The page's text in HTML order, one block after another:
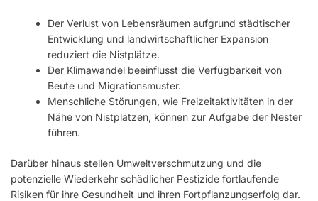
Der Verlust von Lebensräumen aufgrund städtischer
Entwicklung und landwirtschaftlicher Expansion
reduziert die Nistplätze.
Der Klimawandel beeinflusst die Verfügbarkeit von
Beute und Migrationsmuster.
Menschliche Störungen, wie Freizeitaktivitäten in der
Nähe von Nistplätzen, können zur Aufgabe der Nester
führen.
Darüber hinaus stellen Umweltverschmutzung und die
potenzielle Wiederkehr schädlicher Pestizide fortlaufende
Risiken für ihre Gesundheit und ihren Fortpflanzungserfolg dar.